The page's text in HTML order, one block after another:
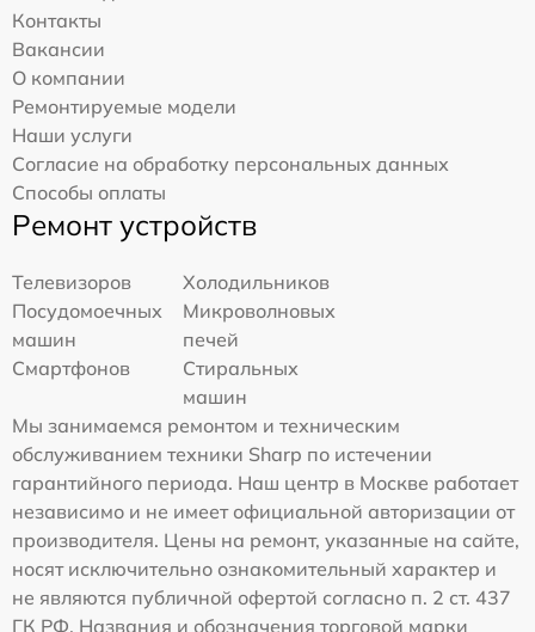
Контакты
Вакансии
О компании
Ремонтируемые модели
Наши услуги
Согласие на обработку персональных данных
Способы оплаты
Ремонт устройств
Телевизоров
Холодильников
Посудомоечных
машин
Микроволновых
печей
Смартфонов
Стиральных
машин
Мы занимаемся ремонтом и техническим
обслуживанием техники Sharp по истечении
гарантийного периода. Наш центр в Москве работает
независимо и не имеет официальной авторизации от
производителя. Цены на ремонт, указанные на сайте,
носят исключительно ознакомительный характер и
не являются публичной офертой согласно п. 2 ст. 437
ГК РФ. Названия и обозначения торговой марки